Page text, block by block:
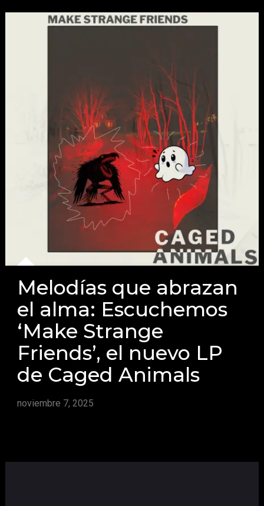
Melodías que abrazan
el alma: Escuchemos
‘Make Strange
Friends’, el nuevo LP
de Caged Animals
noviembre 7, 2025